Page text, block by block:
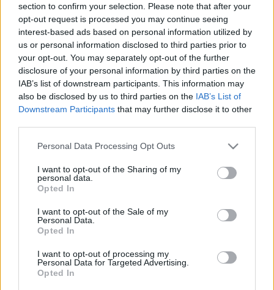
section to confirm your selection. Please note that after your
opt-out request is processed you may continue seeing
interest-based ads based on personal information utilized by
us or personal information disclosed to third parties prior to
your opt-out. You may separately opt-out of the further
disclosure of your personal information by third parties on the
IAB’s list of downstream participants. This information may
also be disclosed by us to third parties on the IAB’s List of
Downstream Participants that may further disclose it to other
Please note that this website/app uses one or more Google
not limited to your visit or usage behaviour. You may click to
grant or deny consent to Google and its third-party tags to
use your data for below specified purposes in below Google
consent section.
Personal Data Processing Opt Outs
I want to opt-out of the Sharing of my
personal data.
Opted In
I want to opt-out of the Sale of my
Personal Data.
Opted In
I want to opt-out of processing my
Personal Data for Targeted Advertising.
Opted In
Reding éppen befejezett egy választ, amikor Morvai
Krisztina csengetett, és kérdezni akart. „Elnök úr,
szeretném megkérdezni…” kezdte, amikor az elnök
leintette: „Nem, nem, nem, nem lehet közbeszólni.
nem önnél van a szó. A menetrendet előre tisztáztuk,
szabályokat, mint mindenki más” – mondta. Morvai
valamiért egy nagy kérdőjelet rajzolt egy lapra, amit
nem kérdezhetett.
a diszkrimináció-ellenes irányelvvel kapcsolatos
kérdésébe próbált beleszólni: